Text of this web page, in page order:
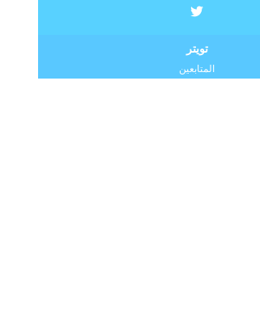
تويتر
المتابعين